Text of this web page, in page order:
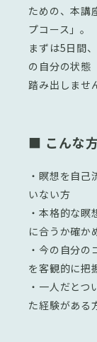
ための、本講
プコース」。
まずは5日間
の自分の状態
踏み出しませ
■ こんな
・瞑想を自己
いない方
・本格的な
に合うか確か
・今の自分の
を客観的に把
・一人だとつ
た経験がある